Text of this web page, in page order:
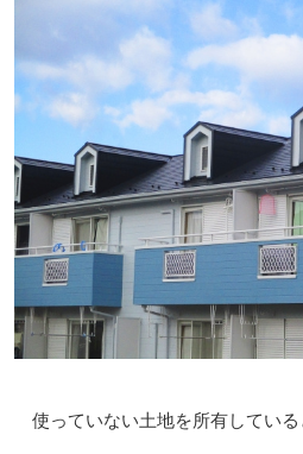
使っていない土地を所有してい